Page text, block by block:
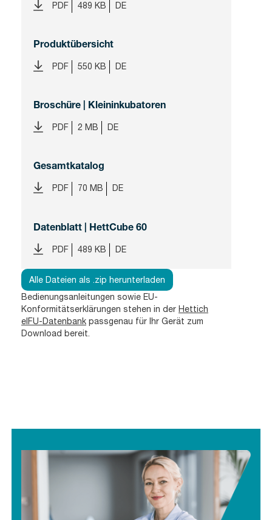
PDF 489 KB DE
Produktübersicht
PDF 550 KB DE
Broschüre | Kleininkubatoren
PDF 2 MB DE
Gesamtkatalog
PDF 70 MB DE
Datenblatt | HettCube 60
PDF 489 KB DE
Alle Dateien als .zip herunterladen
Bedienungsanleitungen sowie EU-
Konformitätserklärungen stehen in der Hettich
eIFU-Datenbank passgenau für Ihr Gerät zum
Download bereit.